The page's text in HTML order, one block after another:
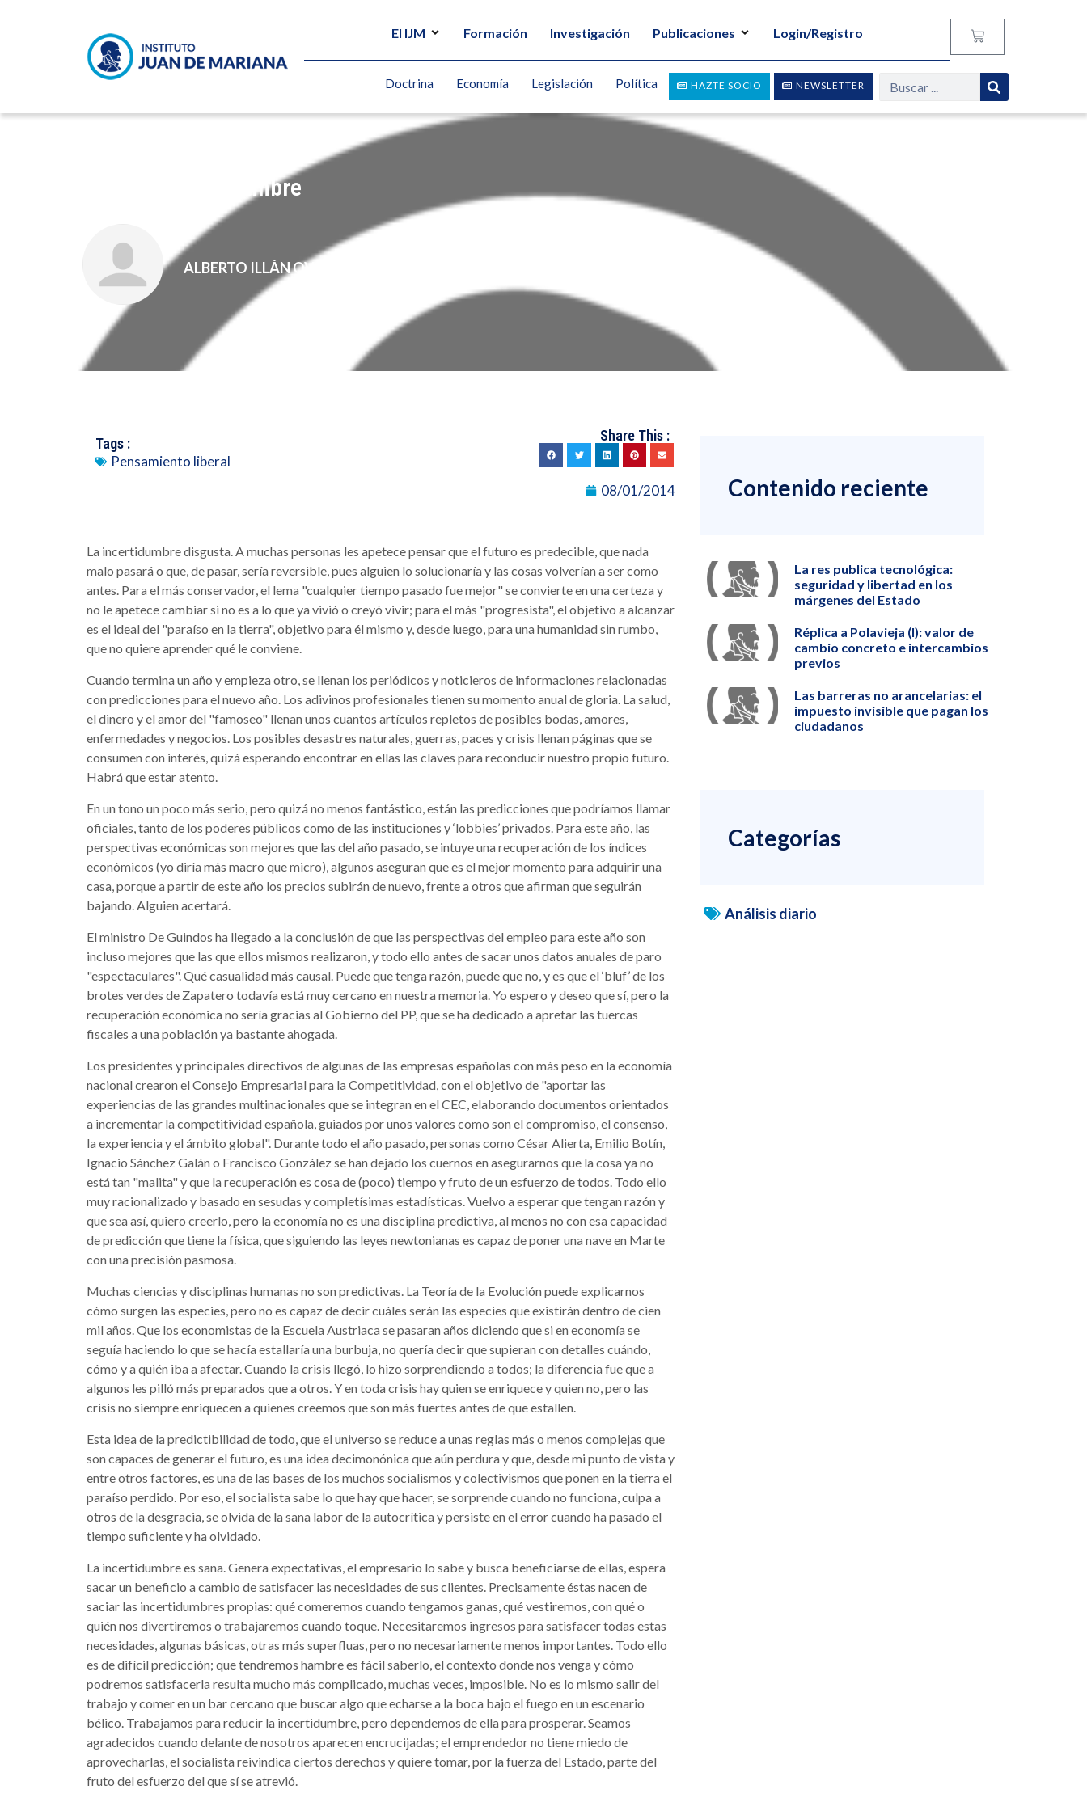
El IJM Formación Investigación Publicaciones Login/Registro
NEWSLETTER
HAZTE SOCIO
Doctrina Economía Legislación Política
La sana incertidumbre
ALBERTO ILLÁN OVIEDO
Tags :
Pensamiento liberal
Share This :
08/01/2014
La incertidumbre disgusta. A muchas personas les apetece pensar que el futuro es predecible, que nada
malo pasará o que, de pasar, sería reversible, pues alguien lo solucionaría y las cosas volverían a ser como
antes. Para el más conservador, el lema "cualquier tiempo pasado fue mejor" se convierte en una certeza y
no le apetece cambiar si no es a lo que ya vivió o creyó vivir; para el más "progresista", el objetivo a alcanzar
es el ideal del "paraíso en la tierra", objetivo para él mismo y, desde luego, para una humanidad sin rumbo,
que no quiere aprender qué le conviene.
Cuando termina un año y empieza otro, se llenan los periódicos y noticieros de informaciones relacionadas
con predicciones para el nuevo año. Los adivinos profesionales tienen su momento anual de gloria. La salud,
el dinero y el amor del "famoseo" llenan unos cuantos artículos repletos de posibles bodas, amores,
enfermedades y negocios. Los posibles desastres naturales, guerras, paces y crisis llenan páginas que se
consumen con interés, quizá esperando encontrar en ellas las claves para reconducir nuestro propio futuro.
Habrá que estar atento.
En un tono un poco más serio, pero quizá no menos fantástico, están las predicciones que podríamos llamar
oficiales, tanto de los poderes públicos como de las instituciones y ‘lobbies’ privados. Para este año, las
perspectivas económicas son mejores que las del año pasado, se intuye una recuperación de los índices
económicos (yo diría más macro que micro), algunos aseguran que es el mejor momento para adquirir una
casa, porque a partir de este año los precios subirán de nuevo, frente a otros que afirman que seguirán
bajando. Alguien acertará.
El ministro De Guindos ha llegado a la conclusión de que las perspectivas del empleo para este año son
incluso mejores que las que ellos mismos realizaron, y todo ello antes de sacar unos datos anuales de paro
"espectaculares". Qué casualidad más causal. Puede que tenga razón, puede que no, y es que el ‘bluf’ de los
brotes verdes de Zapatero todavía está muy cercano en nuestra memoria. Yo espero y deseo que sí, pero la
recuperación económica no sería gracias al Gobierno del PP, que se ha dedicado a apretar las tuercas
fiscales a una población ya bastante ahogada.
Los presidentes y principales directivos de algunas de las empresas españolas con más peso en la economía
nacional crearon el Consejo Empresarial para la Competitividad, con el objetivo de "aportar las
experiencias de las grandes multinacionales que se integran en el CEC, elaborando documentos orientados
a incrementar la competitividad española, guiados por unos valores como son el compromiso, el consenso,
la experiencia y el ámbito global". Durante todo el año pasado, personas como César Alierta, Emilio Botín,
Ignacio Sánchez Galán o Francisco González se han dejado los cuernos en asegurarnos que la cosa ya no
está tan "malita" y que la recuperación es cosa de (poco) tiempo y fruto de un esfuerzo de todos. Todo ello
muy racionalizado y basado en sesudas y completísimas estadísticas. Vuelvo a esperar que tengan razón y
que sea así, quiero creerlo, pero la economía no es una disciplina predictiva, al menos no con esa capacidad
de predicción que tiene la física, que siguiendo las leyes newtonianas es capaz de poner una nave en Marte
con una precisión pasmosa.
Muchas ciencias y disciplinas humanas no son predictivas. La Teoría de la Evolución puede explicarnos
cómo surgen las especies, pero no es capaz de decir cuáles serán las especies que existirán dentro de cien
mil años. Que los economistas de la Escuela Austriaca se pasaran años diciendo que si en economía se
seguía haciendo lo que se hacía estallaría una burbuja, no quería decir que supieran con detalles cuándo,
cómo y a quién iba a afectar. Cuando la crisis llegó, lo hizo sorprendiendo a todos; la diferencia fue que a
algunos les pilló más preparados que a otros. Y en toda crisis hay quien se enriquece y quien no, pero las
crisis no siempre enriquecen a quienes creemos que son más fuertes antes de que estallen.
Esta idea de la predictibilidad de todo, que el universo se reduce a unas reglas más o menos complejas que
son capaces de generar el futuro, es una idea decimonónica que aún perdura y que, desde mi punto de vista y
entre otros factores, es una de las bases de los muchos socialismos y colectivismos que ponen en la tierra el
paraíso perdido. Por eso, el socialista sabe lo que hay que hacer, se sorprende cuando no funciona, culpa a
otros de la desgracia, se olvida de la sana labor de la autocrítica y persiste en el error cuando ha pasado el
tiempo suficiente y ha olvidado.
La incertidumbre es sana. Genera expectativas, el empresario lo sabe y busca beneficiarse de ellas, espera
sacar un beneficio a cambio de satisfacer las necesidades de sus clientes. Precisamente éstas nacen de
saciar las incertidumbres propias: qué comeremos cuando tengamos ganas, qué vestiremos, con qué o
quién nos divertiremos o trabajaremos cuando toque. Necesitaremos ingresos para satisfacer todas estas
necesidades, algunas básicas, otras más superfluas, pero no necesariamente menos importantes. Todo ello
es de difícil predicción; que tendremos hambre es fácil saberlo, el contexto donde nos venga y cómo
podremos satisfacerla resulta mucho más complicado, muchas veces, imposible. No es lo mismo salir del
trabajo y comer en un bar cercano que buscar algo que echarse a la boca bajo el fuego en un escenario
bélico. Trabajamos para reducir la incertidumbre, pero dependemos de ella para prosperar. Seamos
agradecidos cuando delante de nosotros aparecen encrucijadas; el emprendedor no tiene miedo de
aprovecharlas, el socialista reivindica ciertos derechos y quiere tomar, por la fuerza del Estado, parte del
fruto del esfuerzo del que sí se atrevió.
Contenido reciente
La res publica tecnológica:
seguridad y libertad en los
márgenes del Estado
Réplica a Polavieja (I): valor de
cambio concreto e intercambios
previos
Las barreras no arancelarias: el
impuesto invisible que pagan los
ciudadanos
Categorías
Análisis diario